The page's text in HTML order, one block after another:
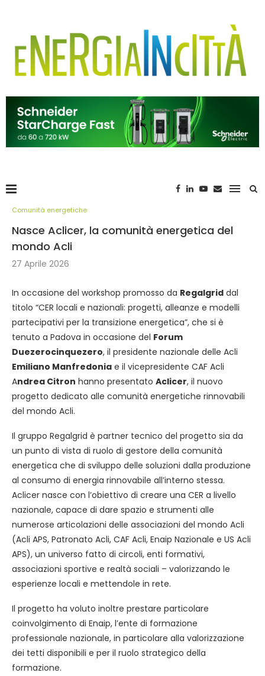
Comunità energetiche
Nasce Aclicer, la comunità energetica del
mondo Acli
27 Aprile 2026
In occasione del workshop promosso da Regalgrid dal
titolo “CER locali e nazionali: progetti, alleanze e modelli
partecipativi per la transizione energetica”, che si è
tenuto a Padova in occasione del Forum
Duezerocinquezero, il presidente nazionale delle Acli
Emiliano Manfredonia e il vicepresidente CAF Acli
Andrea Citron hanno presentato Aclicer, il nuovo
progetto dedicato alle comunità energetiche rinnovabili
del mondo Acli.
Il gruppo Regalgrid è partner tecnico del progetto sia da
un punto di vista di ruolo di gestore della comunità
energetica che di sviluppo delle soluzioni dalla produzione
al consumo di energia rinnovabile all’interno stessa.
Aclicer nasce con l’obiettivo di creare una CER a livello
nazionale, capace di dare spazio e strumenti alle
numerose articolazioni delle associazioni del mondo Acli
(Acli APS, Patronato Acli, CAF Acli, Enaip Nazionale e US Acli
APS), un universo fatto di circoli, enti formativi,
associazioni sportive e realtà sociali – valorizzando le
esperienze locali e mettendole in rete.
Il progetto ha voluto inoltre prestare particolare
coinvolgimento di Enaip, l’ente di formazione
professionale nazionale, in particolare alla valorizzazione
dei tetti disponibili e per il ruolo strategico della
formazione.